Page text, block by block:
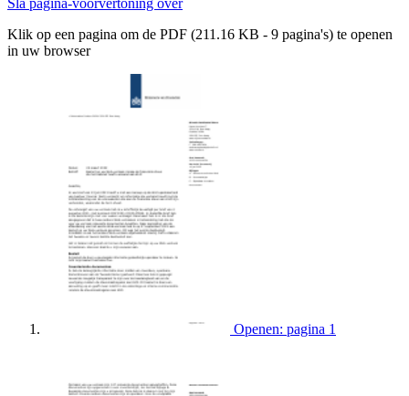
Klik op een pagina om de PDF (211.16 KB - 9 pagina's) te openen
in uw browser
Openen: pagina 1